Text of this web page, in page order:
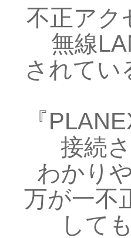
不正アク
無線
されてい
『
接続
わかり
万が一不
して